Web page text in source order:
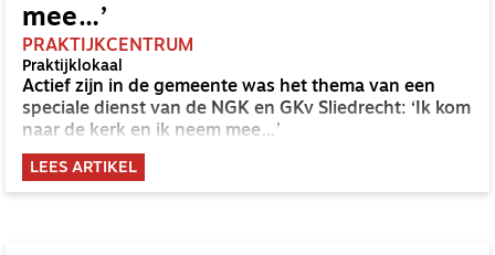
mee…’
PRAKTIJKCENTRUM
Praktijklokaal
Actief zijn in de gemeente was het thema van een
speciale dienst van de NGK en GKv Sliedrecht: ‘Ik kom
naar de kerk en ik neem mee…’
LEES ARTIKEL